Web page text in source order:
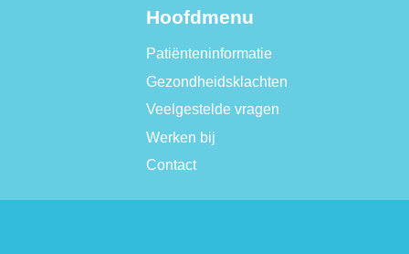
Hoofdmenu
Patiënteninformatie
Gezondheidsklachten
Veelgestelde vragen
Werken bij
Contact